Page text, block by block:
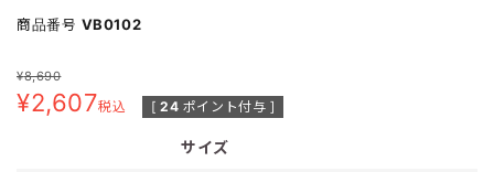
商品番号 VB0102
¥8,690
¥2,607税込 [ 24 ポイント付与 ]
サイズ